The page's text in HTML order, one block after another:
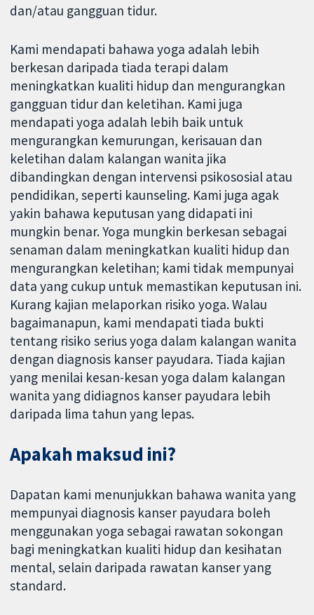
dan/atau gangguan tidur.
Kami mendapati bahawa yoga adalah lebih
berkesan daripada tiada terapi dalam
meningkatkan kualiti hidup dan mengurangkan
gangguan tidur dan keletihan. Kami juga
mendapati yoga adalah lebih baik untuk
mengurangkan kemurungan, kerisauan dan
keletihan dalam kalangan wanita jika
dibandingkan dengan intervensi psikososial atau
pendidikan, seperti kaunseling. Kami juga agak
yakin bahawa keputusan yang didapati ini
mungkin benar. Yoga mungkin berkesan sebagai
senaman dalam meningkatkan kualiti hidup dan
mengurangkan keletihan; kami tidak mempunyai
data yang cukup untuk memastikan keputusan ini.
Kurang kajian melaporkan risiko yoga. Walau
bagaimanapun, kami mendapati tiada bukti
tentang risiko serius yoga dalam kalangan wanita
dengan diagnosis kanser payudara. Tiada kajian
yang menilai kesan-kesan yoga dalam kalangan
wanita yang didiagnos kanser payudara lebih
daripada lima tahun yang lepas.
Apakah maksud ini?
Dapatan kami menunjukkan bahawa wanita yang
mempunyai diagnosis kanser payudara boleh
menggunakan yoga sebagai rawatan sokongan
bagi meningkatkan kualiti hidup dan kesihatan
mental, selain daripada rawatan kanser yang
standard.